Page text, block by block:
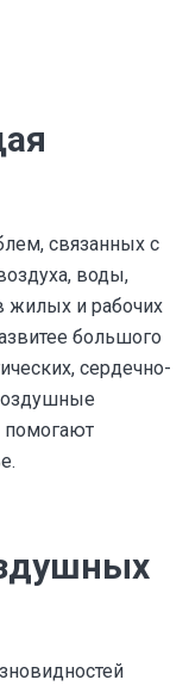
связанных с
воды,
жилых и рабочих
большого
сердечно-
помогают